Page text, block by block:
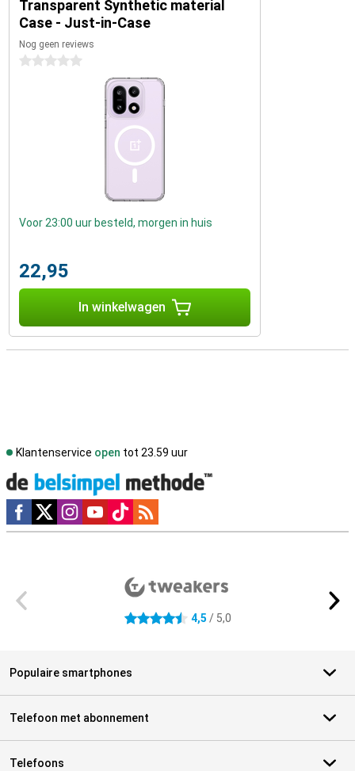
Transparent Synthetic material
Case - Just-in-Case
Nog geen reviews
0 sterren
Voor 23:00 uur besteld, morgen in huis
22,95
In winkelwagen
Klantenservice open tot 23.59 uur
Social media
4.5 sterren 4,5 / 5,0
Populaire smartphones
Telefoon met abonnement
Telefoons